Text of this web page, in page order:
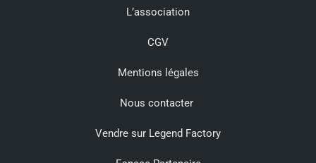
L’association
CGV
Mentions légales
Nous contacter
Vendre sur Legend Factory